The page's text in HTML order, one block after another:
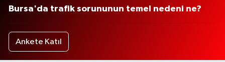
Bursa'da trafik sorununun temel nedeni ne?
Ankete Katıl